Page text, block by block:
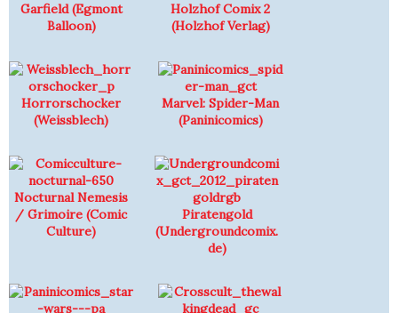
Garfield (Egmont
Balloon)
Holzhof Comix 2
(Holzhof Verlag)
Horrorschocker
(Weissblech)
Marvel: Spider-Man
(Paninicomics)
Nocturnal Nemesis
/ Grimoire (Comic
Culture)
Piratengold
(Undergroundcomix.
de)